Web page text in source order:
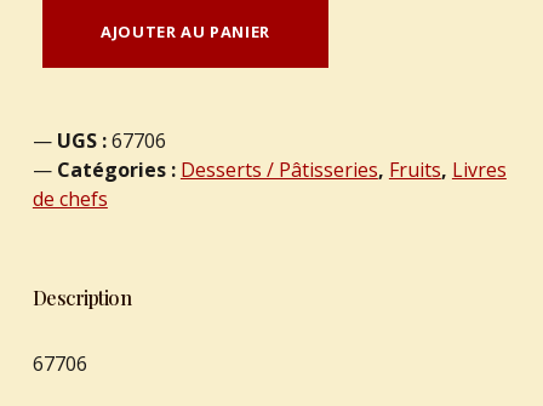
AJOUTER AU PANIER
UGS :67706
Catégories : Desserts / Pâtisseries, Fruits, Livres
de chefs
Description
67706